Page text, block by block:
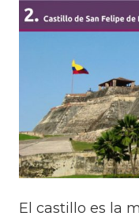
El castillo es la